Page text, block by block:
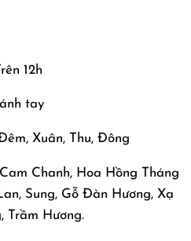
12h
tay
Xuân, Thu, Đông
Chanh, Hoa Hồng Tháng
Sung, Gỗ Đàn Hương, Xạ
Trầm Hương.